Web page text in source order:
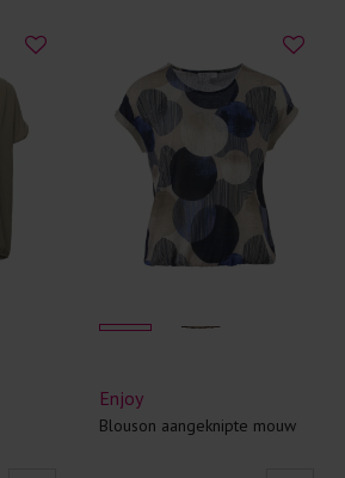
Enjoy
Blouson aangeknipte mouw